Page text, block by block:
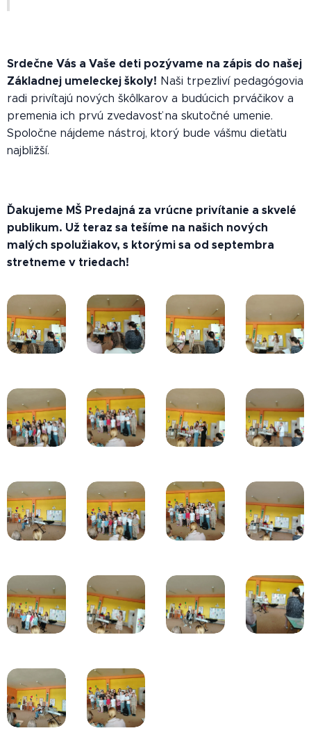
Srdečne Vás a Vaše deti pozývame na zápis do našej
Základnej umeleckej školy! Naši trpezliví pedagógovia
radi privítajú nových škôlkarov a budúcich prváčikov a
premenia ich prvú zvedavosť na skutočné umenie.
Spoločne nájdeme nástroj, ktorý bude vášmu dieťaťu
najbližší.
Ďakujeme MŠ Predajná za vrúcne privítanie a skvelé
publikum. Už teraz sa tešíme na našich nových
malých spolužiakov, s ktorými sa od septembra
stretneme v triedach!